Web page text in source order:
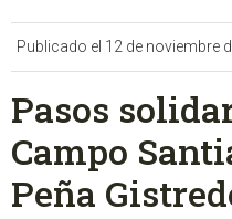
Publicado el 12 de noviembre
Pasos
Campo
Peña